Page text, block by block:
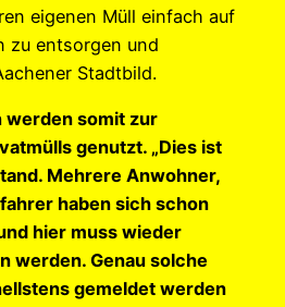
eigenen Müll einfach auf
zu entsorgen und
Stadtbild.
werden somit zur
genutzt. „Dies ist
Mehrere Anwohner,
haben sich schon
hier muss wieder
werden. Genau solche
gemeldet werden